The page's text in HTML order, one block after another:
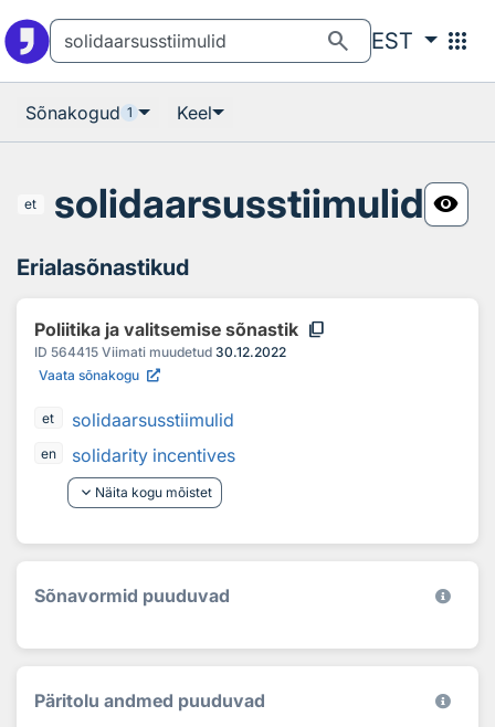
search EST apps
Sõnakogud 1 Keel
et solidaarsusstiimulid visibility
Erialasõnastikud
Poliitika ja valitsemise sõnastik content_copy
ID 564415 Viimati muudetud 30.12.2022
Vaata sõnakogu
et solidaarsusstiimulid
en
solidarity incentives
keyboard_arrow_down Näita kogu mõistet
Sõnavormid puuduvad
Päritolu andmed puuduvad